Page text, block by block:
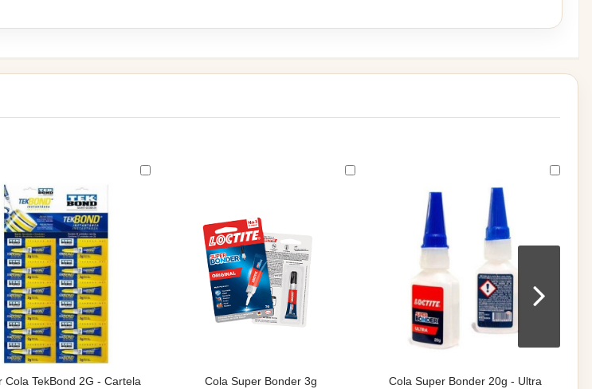
Cola TekBond 2G - Cartela
Cola Super Bonder 3g
Cola Super Bonder 20g - Ultra